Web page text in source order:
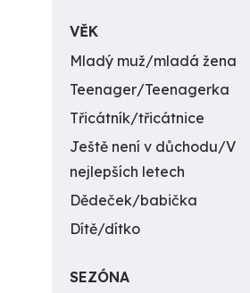
VĚK
Mladý muž/mladá žena
Teenager/Teenagerka
Třicátník/třicátnice
Ještě není v důchodu/V
nejlepších letech
Dědeček/babička
Dítě/dítko
SEZÓNA